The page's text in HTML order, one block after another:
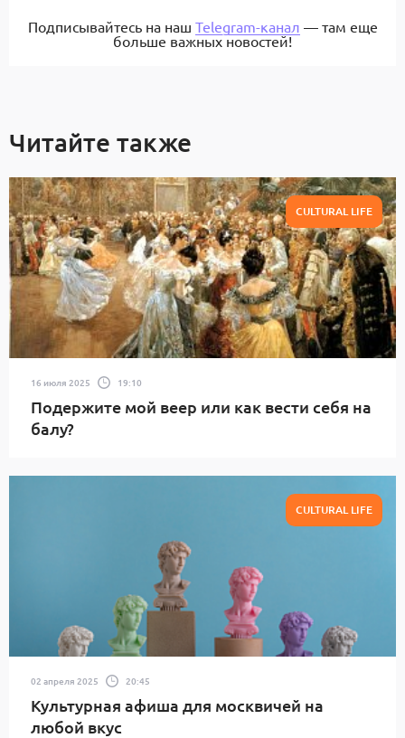
Подписывайтесь на наш Telegram-канал — там еще
больше важных новостей!
Читайте также
CULTURAL LIFE
16 июля 2025 19:10
Подержите мой веер или как вести себя на
балу?
CULTURAL LIFE
02 апреля 2025 20:45
Культурная афиша для москвичей на
любой вкус